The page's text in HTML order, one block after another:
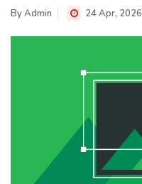
ByAdmin 24 Apr, 2026